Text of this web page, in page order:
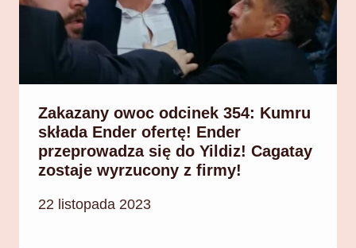
Zakazany owoc odcinek 354: Kumru
składa Ender ofertę! Ender
przeprowadza się do Yildiz! Cagatay
zostaje wyrzucony z firmy!
22 listopada 2023